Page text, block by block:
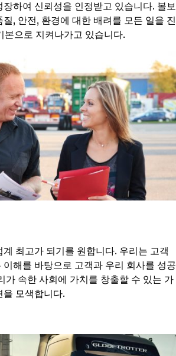
하여 신뢰성을 인정받고 있습니다. 볼보
, 안전, 환경에 대한 배려를 모든 일을 진
본으로 지켜나가고 있습니다.
최고가 되기를 원합니다. 우리는 고객
해를 바탕으로 고객과 우리 회사를 성공
가 속한 사회에 가치를 창출할 수 있는 가
을 모색합니다.